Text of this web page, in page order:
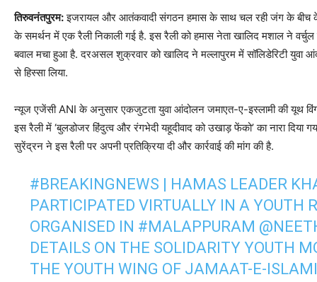
तिरुवनंतपुरम:इजरायल और आतंकवादी संगठन हमास के साथ चल रही जंग के बीच
के समर्थन में एक रैली निकाली गई है. इस रैली को हमास नेता खालिद मशाल ने
बवाल मचा हुआ है. दरअसल शुक्रवार को खालिद ने मल्लापुरम में सॉलिडेरिटी युवा
से हिस्सा लिया.
न्यूज एजेंसी ANI के अनुसार एकजुटता युवा आंदोलन जमाएत-ए-इस्लामी की यूथ
इस रैली में ‘बुलडोजर हिंदुत्व और रंगभेदी यहूदीवाद को उखाड़ फेंको’ का नारा
सुरेंद्रन ने इस रैली पर अपनी प्रतिक्रिया दी और कार्रवाई की मांग की है.
#BREAKINGNEWS | HAMAS LEADER
PARTICIPATED VIRTUALLY IN A YOUTH
ORGANISED IN #MALAPPURAM
DETAILS ON THE SOLIDARITY YOUTH
THE YOUTH WING OF JAMAAT-E-